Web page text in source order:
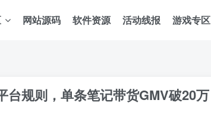
网站源码 软件资源 活动线报 游戏专区
规则，单条笔记带货GMV破20万